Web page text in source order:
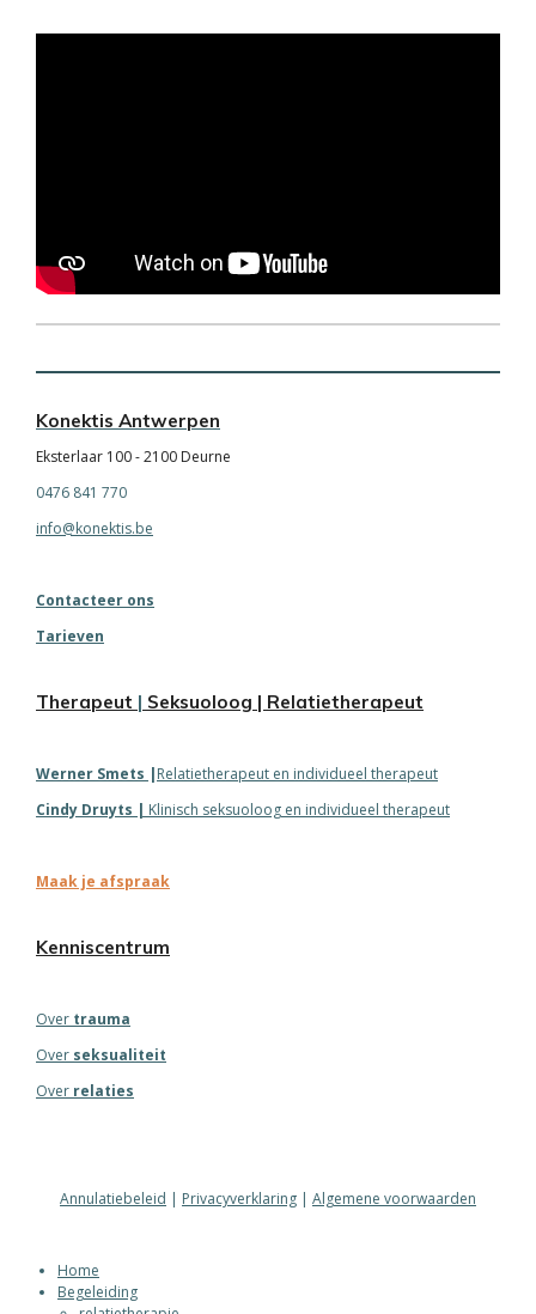
Konektis Antwerpen
Eksterlaar 100 - 2100 Deurne
0476 841 770
info@konektis.be
Contacteer ons
Tarieven
Therapeut | Seksuoloog | Relatietherapeut
Werner Smets |Relatietherapeut en individueel therapeut
Cindy Druyts | Klinisch seksuoloog en individueel therapeut
Maak je afspraak
Kenniscentrum
Over trauma
Over seksualiteit
Over relaties
Annulatiebeleid | Privacyverklaring | Algemene voorwaarden
Home
Begeleiding